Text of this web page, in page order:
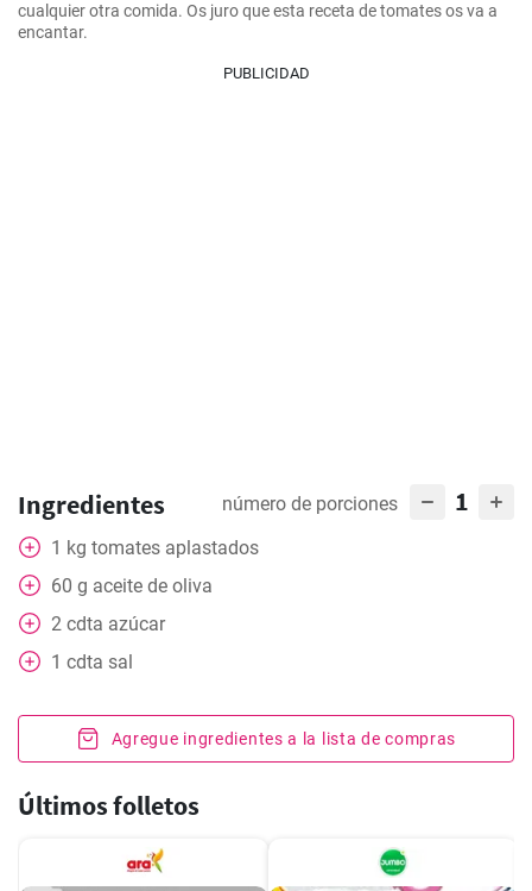
cualquier otra comida. Os juro que esta receta de tomates os va a
encantar.
PUBLICIDAD
Ingredientes número de porciones 1
1 kg tomates aplastados
60 g aceite de oliva
2 cdta azúcar
1 cdta sal
Agregue ingredientes a la lista de compras
Últimos folletos